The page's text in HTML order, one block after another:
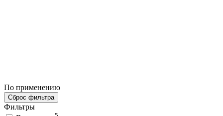
По применению
Сброс фильтра
Фильтры